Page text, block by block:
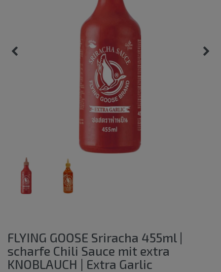
FLYING GOOSE Sriracha 455ml |
scharfe Chili Sauce mit extra
KNOBLAUCH | Extra Garlic